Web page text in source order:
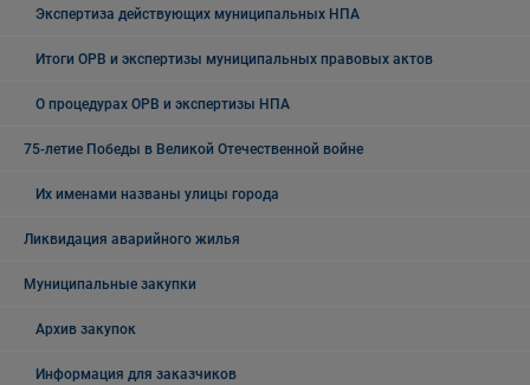
Экспертиза действующих муниципальных НПА
Итоги ОРВ и экспертизы муниципальных правовых актов
О процедурах ОРВ и экспертизы НПА
75-летие Победы в Великой Отечественной войне
Их именами названы улицы города
Ликвидация аварийного жилья
Муниципальные закупки
Архив закупок
Информация для заказчиков